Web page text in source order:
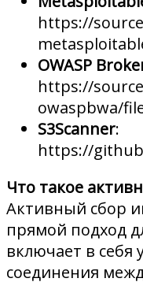
https://
OWASP
https://
owaspbwa/
S3Scanner:
https://
Что такое
Активный сбор
прямой подход
включает в себя
соединения